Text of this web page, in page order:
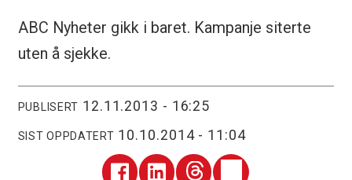
ABC Nyheter gikk i baret. Kampanje siterte
uten å sjekke.
PUBLISERT 12.11.2013 - 16:25
SIST OPPDATERT 10.10.2014 - 11:04